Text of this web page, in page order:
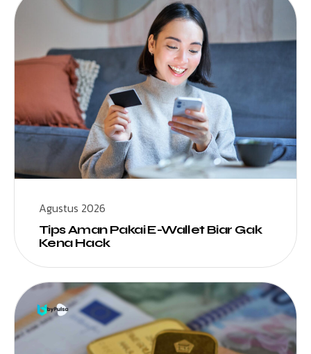
Agustus 2026
Tips Aman Pakai E-Wallet Biar Gak
Kena Hack